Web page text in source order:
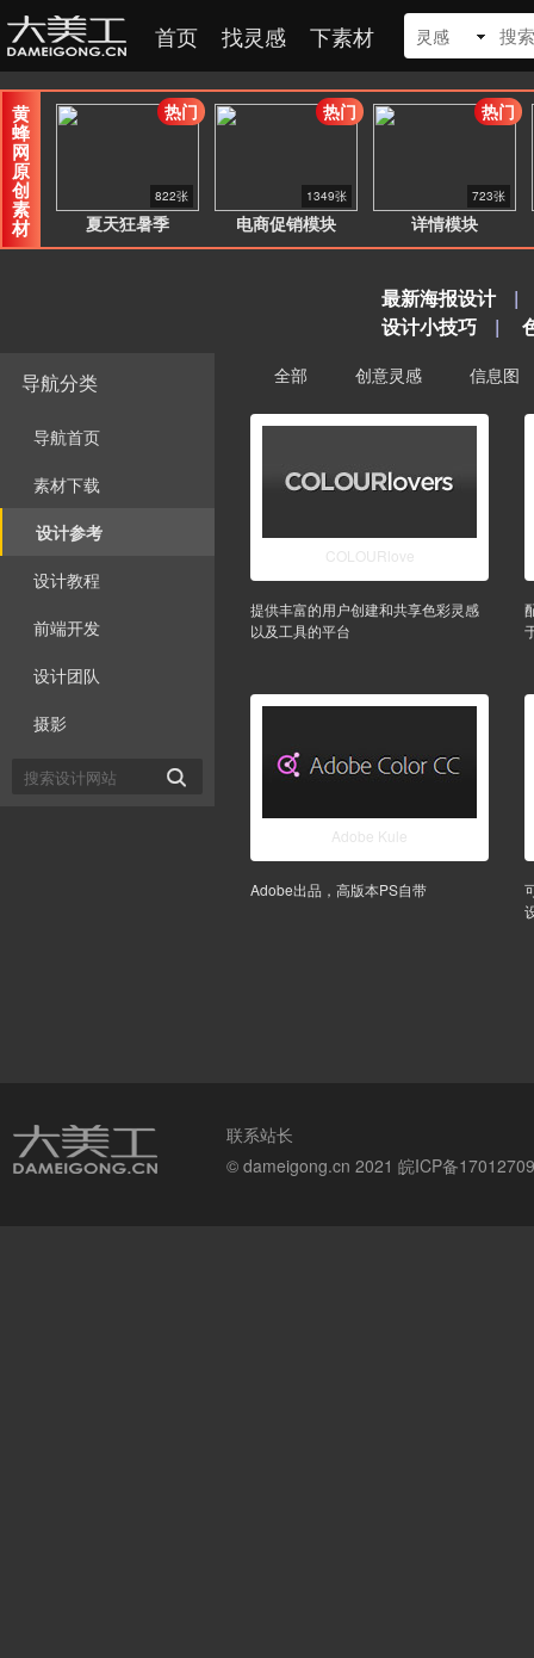
首页 找灵感 下素材 灵感
黄
蜂
网
原
创
素
材 夏天狂暑季
822张
热门
电商促销模块
1349张
热门
详情模块
723张
热门
最新海报设计
|
设计小技巧
|
导航分类
导航首页
素材下载
设计参考
设计教程
前端开发
设计团队
摄影

全部 创意灵感 信息图
COLOURlove
提供丰富的用户创建和共享色彩灵感
以及工具的平台
Adobe Kule
Adobe出品，高版本PS自带
联系站长
© dameigong.cn 2021 皖ICP备